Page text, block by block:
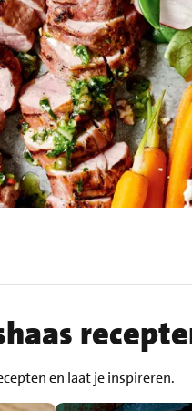
en laat je inspireren.